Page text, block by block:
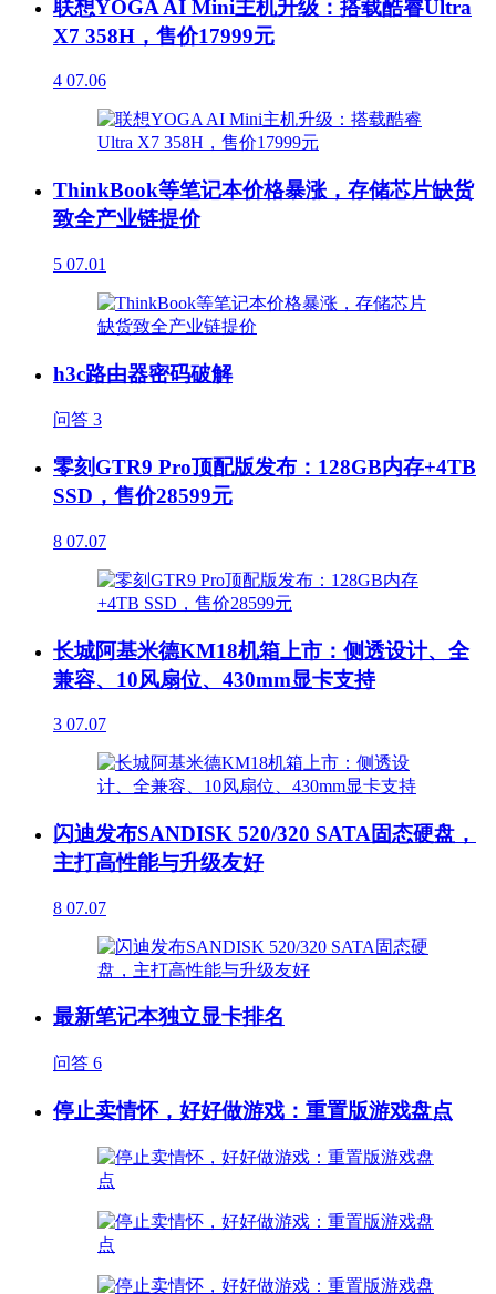
联想YOGA AI Mini主机升级：搭载酷睿Ultra
X7 358H，售价17999元
4 07.06
ThinkBook等笔记本价格暴涨，存储芯片缺货
致全产业链提价
5 07.01
h3c路由器密码破解
问答 3
零刻GTR9 Pro顶配版发布：128GB内存+4TB
SSD，售价28599元
8 07.07
长城阿基米德KM18机箱上市：侧透设计、全
兼容、10风扇位、430mm显卡支持
3 07.07
闪迪发布SANDISK 520/320 SATA固态硬盘，
主打高性能与升级友好
8 07.07
最新笔记本独立显卡排名
问答 6
停止卖情怀，好好做游戏：重置版游戏盘点